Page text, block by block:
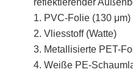
reflektierender
1. PVC-Folie (130 μm)
2. Vliesstoff (Watte)
3. Metallisierte PET-
4. Weiße PE-